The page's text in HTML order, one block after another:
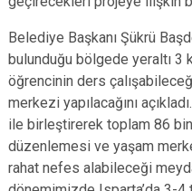
Belediye Başkanı Şükrü
bulunduğu bölgede yeraltı 3
öğrencinin ders
merkezi yapılacağını
ile birleştirerek toplam 86
düzenlemesi ve yaşam
rahat nefes alabileceği